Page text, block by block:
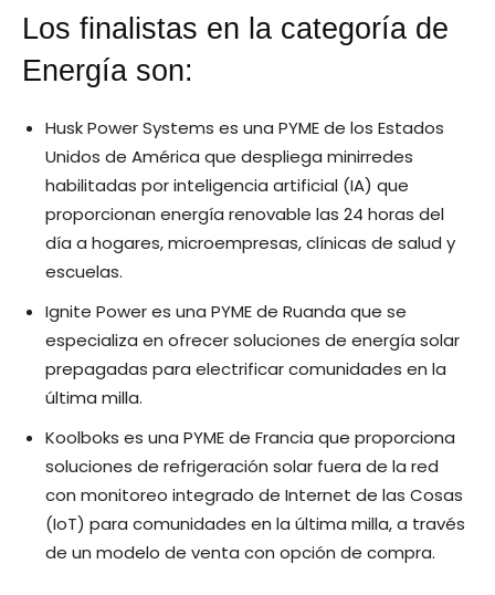
Los finalistas en la categoría de
Energía son:
Husk Power Systems es una PYME de los Estados
Unidos de América que despliega minirredes
habilitadas por inteligencia artificial (IA) que
proporcionan energía renovable las 24 horas del
día a hogares, microempresas, clínicas de salud y
escuelas.
Ignite Power es una PYME de Ruanda que se
especializa en ofrecer soluciones de energía solar
prepagadas para electrificar comunidades en la
última milla.
Koolboks es una PYME de Francia que proporciona
soluciones de refrigeración solar fuera de la red
con monitoreo integrado de Internet de las Cosas
(IoT) para comunidades en la última milla, a través
de un modelo de venta con opción de compra.